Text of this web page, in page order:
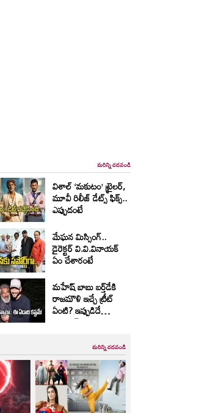
మరిన్ని చదవండి
విశాల్ ‘మకుటం’ ట్రైలర్,
మూవీ రిలీజ్ డేట్స్ ఫిక్స్..
ఎప్పుడంటే
మేఘన మిస్సింగ్..
డైరెక్టర్ వి.వి.వినాయక్
ఏం చేశారంటే
మహేష్ బాబు బర్త్‌డే‌కి
రాజమౌళి ఇచ్చే ట్రీట్
ఏంటి? ఇప్పుడిదే
ట్రెండింగ్
మరిన్ని చదవండి